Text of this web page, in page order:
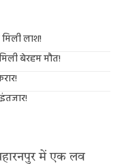
लाश!
बेरहम मौत!
में एक लव